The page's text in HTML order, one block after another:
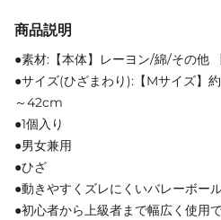
商品説明
●素材:【本体】レーヨン/綿/その他
●サイズ(ひざまわり):【Mサイズ】
～42cm
●1個入り
●男女兼用
●ひざ
●動きやすくズレにくいバレーボー
●初心者から上級者まで幅広く使用